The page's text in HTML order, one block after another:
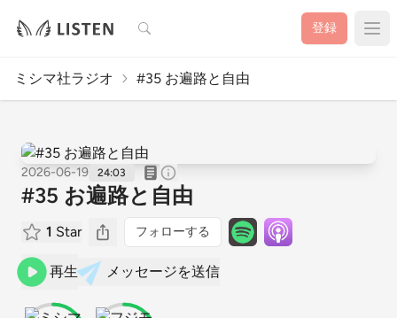
検索 登録
ミシマ社ラジオ #35 お遍路と自由
2026-06-19 24:03
#35 お遍路と自由
1 Star フォローする
再生 メッセージを送信